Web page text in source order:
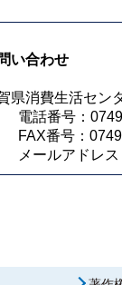
い合わせ
県消費生活セン
電話番号：
FAX番号：
メールアドレス